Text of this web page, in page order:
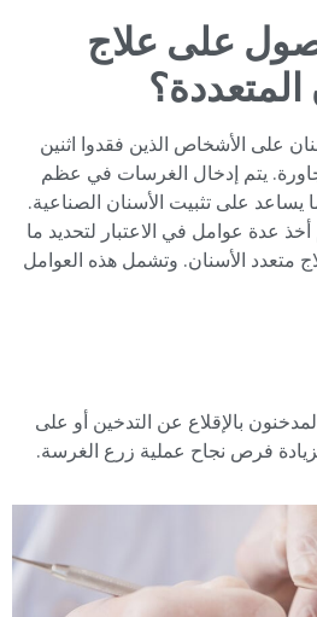
على علاج
على الأشخاص الذين فقدوا اثنين
يتم إدخال الغرسات في عظم
يساعد على تثبيت الأسنان الصناعية.
عدة عوامل في الاعتبار لتحديد ما
متعدد الأسنان. وتشمل هذه العوامل
بالإقلاع عن التدخين أو على
لزيادة فرص نجاح عملية زرع الغرسة.